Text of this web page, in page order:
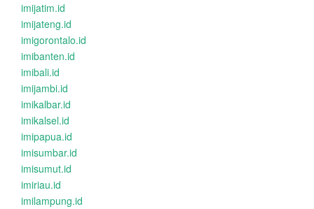
imijatim.id
imijateng.id
imigorontalo.id
imibanten.id
imibali.id
imijambi.id
imikalbar.id
imikalsel.id
imipapua.id
imisumbar.id
imisumut.id
imiriau.id
imilampung.id